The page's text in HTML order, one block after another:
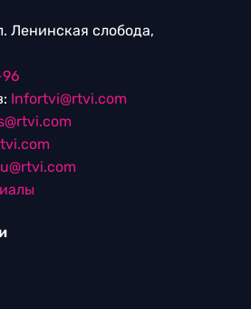
Ленинская слобода,
Infortvi@rtvi.com